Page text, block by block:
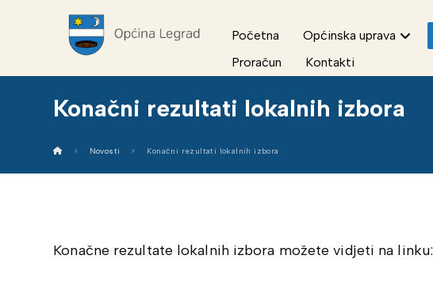
Početna Općinska uprava
Proračun
Kontakti
Konačni rezultati lokalnih izbora
Novosti Konačni rezultati lokalnih izbora
Konačne rezultate lokalnih izbora možete vidjeti na linku: